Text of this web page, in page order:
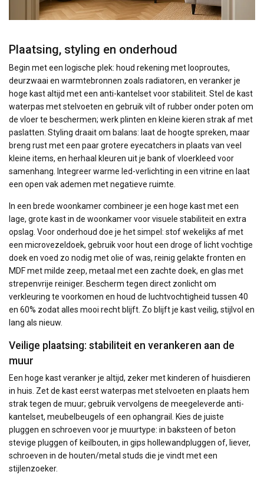
Plaatsing, styling en onderhoud
Begin met een logische plek: houd rekening met looproutes,
deurzwaai en warmtebronnen zoals radiatoren, en veranker je
hoge kast altijd met een anti-kantelset voor stabiliteit. Stel de kast
waterpas met stelvoeten en gebruik vilt of rubber onder poten om
de vloer te beschermen; werk plinten en kleine kieren strak af met
paslatten. Styling draait om balans: laat de hoogte spreken, maar
breng rust met een paar grotere eyecatchers in plaats van veel
kleine items, en herhaal kleuren uit je bank of vloerkleed voor
samenhang. Integreer warme led-verlichting in een vitrine en laat
een open vak ademen met negatieve ruimte.
In een brede woonkamer combineer je een hoge kast met een
lage, grote kast in de woonkamer voor visuele stabiliteit en extra
opslag. Voor onderhoud doe je het simpel: stof wekelijks af met
een microvezeldoek, gebruik voor hout een droge of licht vochtige
doek en voed zo nodig met olie of was, reinig gelakte fronten en
MDF met milde zeep, metaal met een zachte doek, en glas met
strepenvrije reiniger. Bescherm tegen direct zonlicht om
verkleuring te voorkomen en houd de luchtvochtigheid tussen 40
en 60% zodat alles mooi recht blijft. Zo blijft je kast veilig, stijlvol en
lang als nieuw.
Veilige plaatsing: stabiliteit en verankeren aan de
muur
Een hoge kast veranker je altijd, zeker met kinderen of huisdieren
in huis. Zet de kast eerst waterpas met stelvoeten en plaats hem
strak tegen de muur; gebruik vervolgens de meegeleverde anti-
kantelset, meubelbeugels of een ophangrail. Kies de juiste
pluggen en schroeven voor je muurtype: in baksteen of beton
stevige pluggen of keilbouten, in gips hollewandpluggen of, liever,
schroeven in de houten/metal studs die je vindt met een
stijlenzoeker.